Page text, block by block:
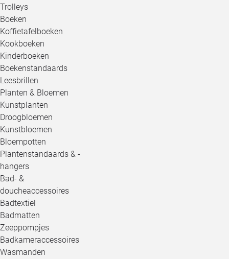
Trolleys
Boeken
Koffietafelboeken
Kookboeken
Kinderboeken
Boekenstandaards
Leesbrillen
Planten & Bloemen
Kunstplanten
Droogbloemen
Kunstbloemen
Bloempotten
Plantenstandaards & -
hangers
Bad- &
doucheaccessoires
Badtextiel
Badmatten
Zeeppompjes
Badkameraccessoires
Wasmanden